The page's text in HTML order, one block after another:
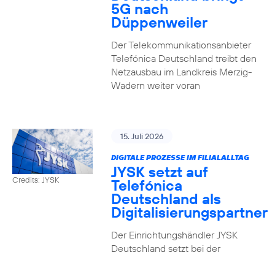
5G nach
Düppenweiler
Der Telekommunikationsanbieter
Telefónica Deutschland treibt den
Netzausbau im Landkreis Merzig-
Wadern weiter voran
Credits: JYSK
15. Juli 2026
DIGITALE PROZESSE IM FILIALALLTAG
JYSK setzt auf
Telefónica
Deutschland als
Digitalisierungspartner
Der Einrichtungshändler JYSK
Deutschland setzt bei der